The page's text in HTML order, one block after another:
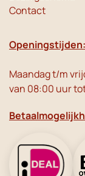
Contact
Openingstijden:
Maandag t/m
van 08:00 uur